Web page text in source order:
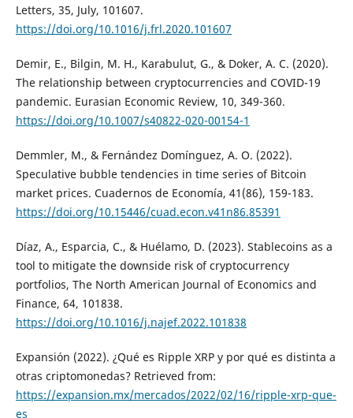
Letters, 35, July, 101607.
https://doi.org/10.1016/j.frl.2020.101607
Demir, E., Bilgin, M. H., Karabulut, G., & Doker, A. C. (2020).
The relationship between cryptocurrencies and COVID-19
pandemic. Eurasian Economic Review, 10, 349-360.
https://doi.org/10.1007/s40822-020-00154-1
Demmler, M., & Fernández Domínguez, A. O. (2022).
Speculative bubble tendencies in time series of Bitcoin
market prices. Cuadernos de Economía, 41(86), 159-183.
https://doi.org/10.15446/cuad.econ.v41n86.85391
Díaz, A., Esparcia, C., & Huélamo, D. (2023). Stablecoins as a
tool to mitigate the downside risk of cryptocurrency
portfolios, The North American Journal of Economics and
Finance, 64, 101838.
https://doi.org/10.1016/j.najef.2022.101838
Expansión (2022). ¿Qué es Ripple XRP y por qué es distinta a
otras criptomonedas? Retrieved from:
https://expansion.mx/mercados/2022/02/16/ripple-xrp-que-
es